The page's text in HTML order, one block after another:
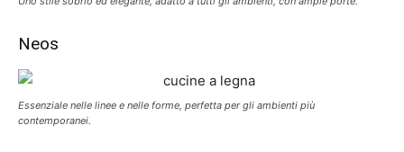
Neos
Essenziale nelle linee e nelle forme, perfetta per gli ambienti più
contemporanei.